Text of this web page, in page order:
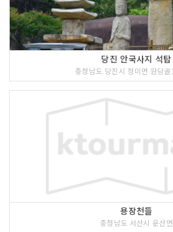
당진 안국사지 석탑
충청남도 당진시 정미면 원당
용장천들
충청남도 서산시 운산면